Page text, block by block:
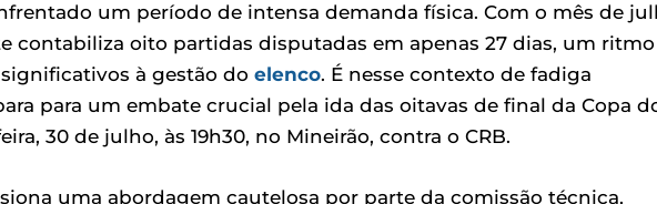
um período de intensa demanda física. Com o mês de
contabiliza oito partidas disputadas em apenas 27 dias, um ritmo
à gestão do elenco. É nesse contexto de fadiga
para um embate crucial pela ida das oitavas de final da Copa
30 de julho, às 19h30, no Mineirão, contra o CRB.
uma abordagem cautelosa por parte da comissão técnica,